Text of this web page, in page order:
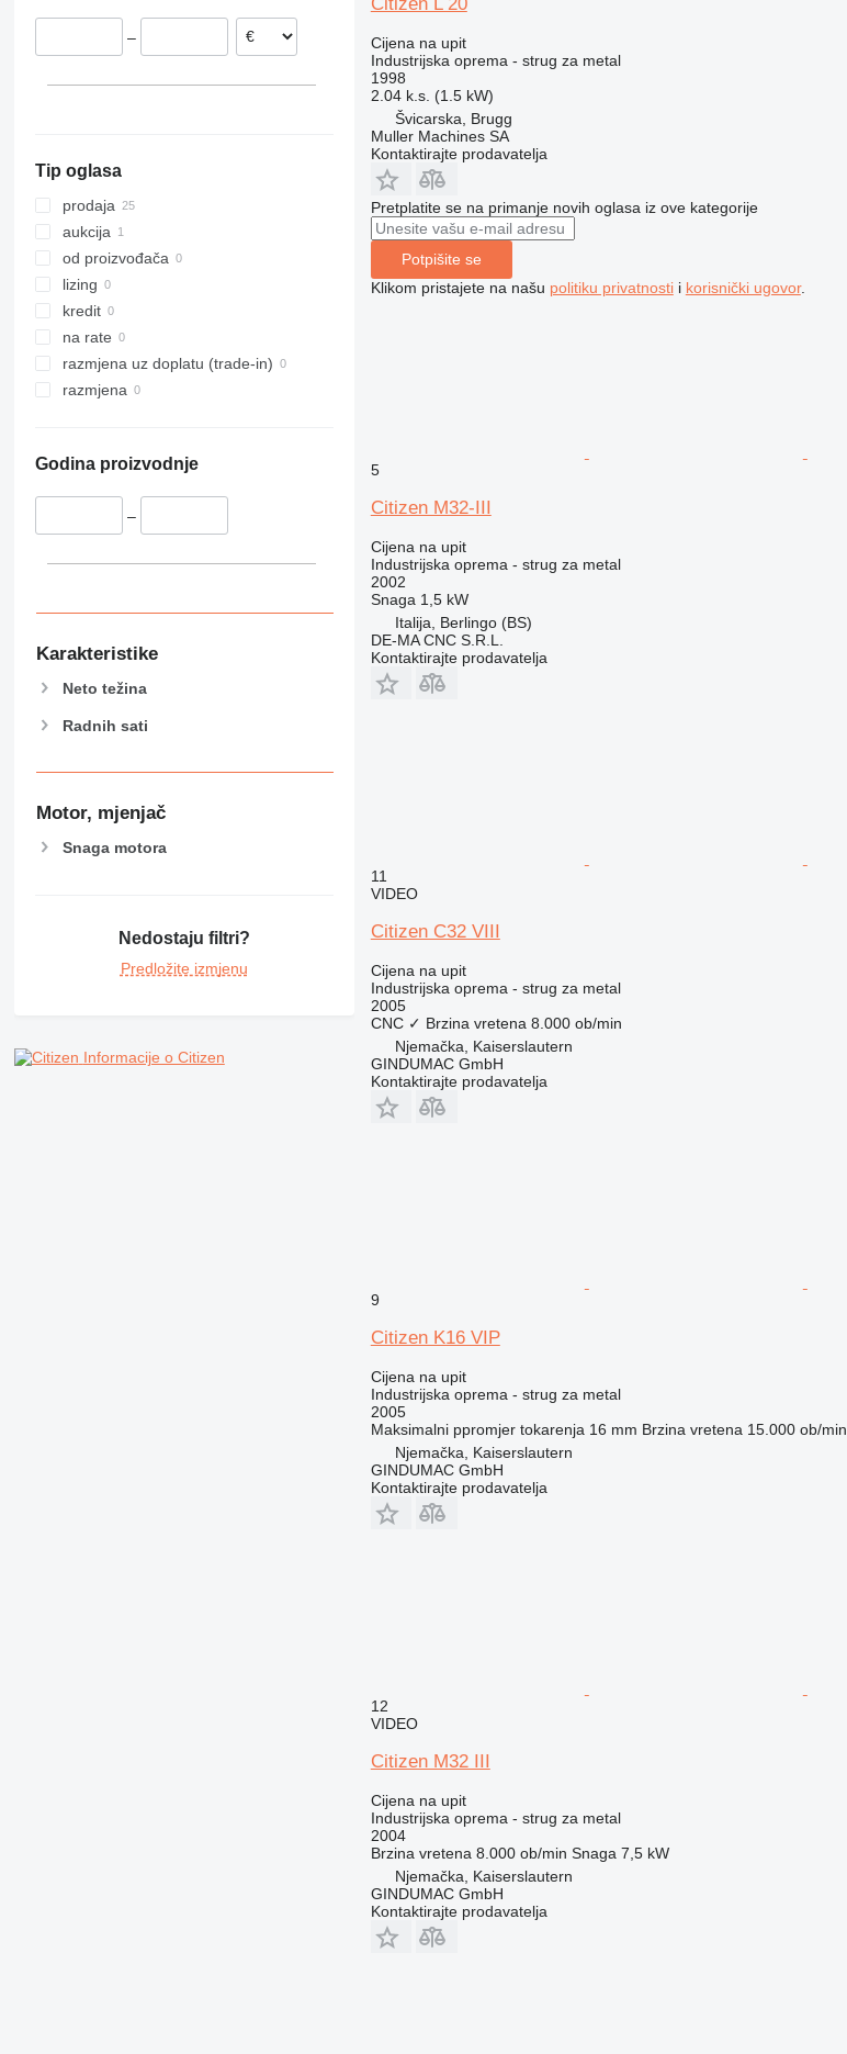
Poljska
Francuska
–
Tip oglasa
prodaja
aukcija
od proizvođača
lizing
kredit
na rate
razmjena uz doplatu (trade-in)
razmjena
Godina proizvodnje
–
Karakteristike
Neto težina
Radnih sati
Motor, mjenjač
Snaga motora
Nedostaju filtri?
Predložite izmjenu
Informacije o Citizen
Cijena na upit
Industrijska oprema - strug za metal
1998
2.04 k.s. (1.5 kW)
Švicarska, Brugg
Muller Machines SA
Kontaktirajte prodavatelja
Pretplatite se na primanje novih oglasa iz ove kategorije
Potpišite se
Klikom pristajete na našu politiku privatnostii korisnički ugovor.
5
Citizen M32-III
Cijena na upit
Industrijska oprema - strug za metal
2002
Snaga 1,5 kW
Italija, Berlingo (BS)
DE-MA CNC S.R.L.
Kontaktirajte prodavatelja
11
VIDEO
Citizen C32 VIII
Cijena na upit
Industrijska oprema - strug za metal
2005
CNC ✓ Brzina vretena 8.000 ob/min
Njemačka, Kaiserslautern
GINDUMAC GmbH
Kontaktirajte prodavatelja
9
Citizen K16 VIP
Cijena na upit
Industrijska oprema - strug za metal
2005
Maksimalni ppromjer tokarenja 16 mm Brzina vretena 15.000 ob/min
Njemačka, Kaiserslautern
GINDUMAC GmbH
Kontaktirajte prodavatelja
12
VIDEO
Citizen M32 III
Cijena na upit
Industrijska oprema - strug za metal
2004
Brzina vretena 8.000 ob/min Snaga 7,5 kW
Njemačka, Kaiserslautern
GINDUMAC GmbH
Kontaktirajte prodavatelja